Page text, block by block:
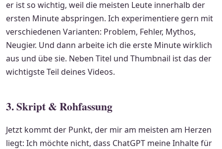
er ist so wichtig, weil die meisten Leute innerhalb der
ersten Minute abspringen. Ich experimentiere gern mit
verschiedenen Varianten: Problem, Fehler, Mythos,
Neugier. Und dann arbeite ich die erste Minute wirklich
aus und übe sie. Neben Titel und Thumbnail ist das der
wichtigste Teil deines Videos.
3. Skript & Rohfassung
Jetzt kommt der Punkt, der mir am meisten am Herzen
liegt: Ich möchte nicht, dass ChatGPT meine Inhalte für